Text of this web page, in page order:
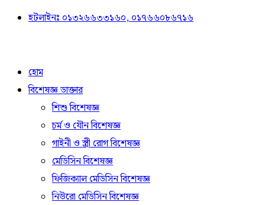
হটলাইনঃ ০১৩২৬৬৩৩১৬০, ০১৭৬৬০৮৬৭১৬
হোম
বিশেষজ্ঞ ডাক্তার
শিশু বিশেষজ্ঞ
চর্ম ও যৌন বিশেষজ্ঞ
গাইনী ও স্ত্রী রোগ বিশেষজ্ঞ
মেডিসিন বিশেষজ্ঞ
ফিজিক্যাল মেডিসিন বিশেষজ্ঞ
নিউরো মেডিসিন বিশেষজ্ঞ